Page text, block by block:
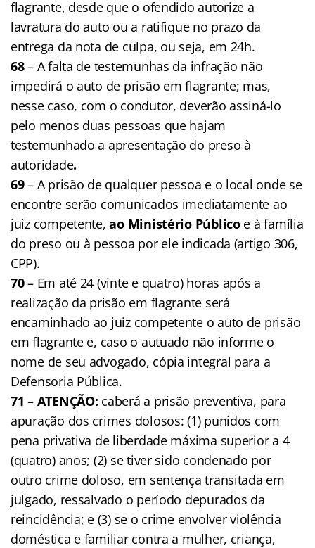
flagrante, desde que o ofendido autorize a
lavratura do auto ou a ratifique no prazo da
entrega da nota de culpa, ou seja, em 24h.
68– A falta de testemunhas da infração não
impedirá o auto de prisão em flagrante; mas,
nesse caso, com o condutor, deverão assiná-lo
pelo menos duas pessoas que hajam
testemunhado a apresentação do preso à
autoridade.
69– A prisão de qualquer pessoa e o local onde se
encontre serão comunicados imediatamente ao
juiz competente,ao Ministério Públicoe à família
do preso ou à pessoa por ele indicada (artigo 306,
CPP).
70– Em até 24 (vinte e quatro) horas após a
realização da prisão em flagrante será
encaminhado ao juiz competente o auto de prisão
em flagrante e, caso o autuado não informe o
nome de seu advogado, cópia integral para a
Defensoria Pública.
71 – ATENÇÃO: caberá a prisão preventiva, para
apuração dos crimes dolosos: (1) punidos com
pena privativa de liberdade máxima superior a 4
(quatro) anos; (2) se tiver sido condenado por
outro crime doloso, em sentença transitada em
julgado, ressalvado o período depurados da
reincidência; e (3) se o crime envolver violência
doméstica e familiar contra a mulher, criança,